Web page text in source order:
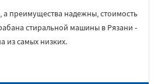
а преимущества надежны, стоимость
стиральной машины в Рязани -
из самых низких.